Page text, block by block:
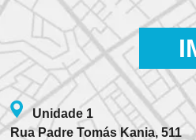
Unidade 1
Rua Padre Tomás Kania, 511